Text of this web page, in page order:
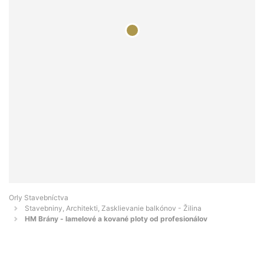
Orly Stavebníctva
Stavebniny, Architekti, Zasklievanie balkónov - Žilina
HM Brány - lamelové a kované ploty od profesionálov